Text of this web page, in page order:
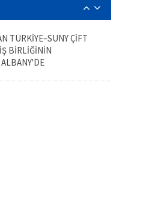
TÜRKİYE–SUNY ÇİFT
BİRLİĞİNİN